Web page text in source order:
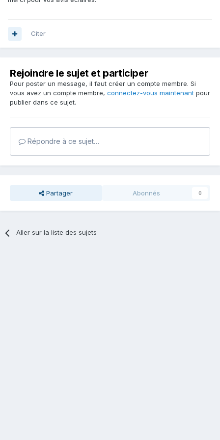
Citer
Rejoindre le sujet et participer
Pour poster un message, il faut créer un compte membre. Si
vous avez un compte membre, connectez-vous maintenant pour
publier dans ce sujet.
Répondre à ce sujet…
Partager Abonnés 0
Aller sur la liste des sujets